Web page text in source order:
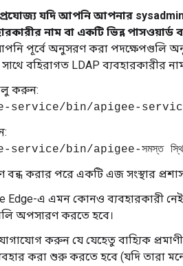
যদি আপনি আপনার
নাম বা একটি ভিন্ন পাসওয়ার্ড
পূর্বে অনুসরণ করা পদক্ষেপগুলি
বহিরাগত LDAP ব্যবহারকারীর
করুন:
bin/apigee-service এজ-
bin/apigee-সমস্ত
বন্ধ করার পরে একটি এজ সংস্থার
Edge-এ এমন কোনও ব্যবহারকারী
অপসারণ করতে হবে।
করুন যে যেহেতু বাহ্যিক
করা শুরু করতে হবে (যদি তারা